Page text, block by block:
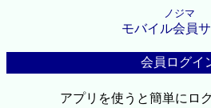
ノジマ
モバイル会員
会員ログイ
アプリを使うと簡単にロ